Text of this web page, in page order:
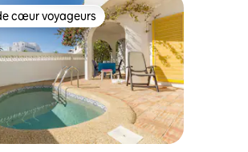
cœur voyageurs
cœur voyageurs